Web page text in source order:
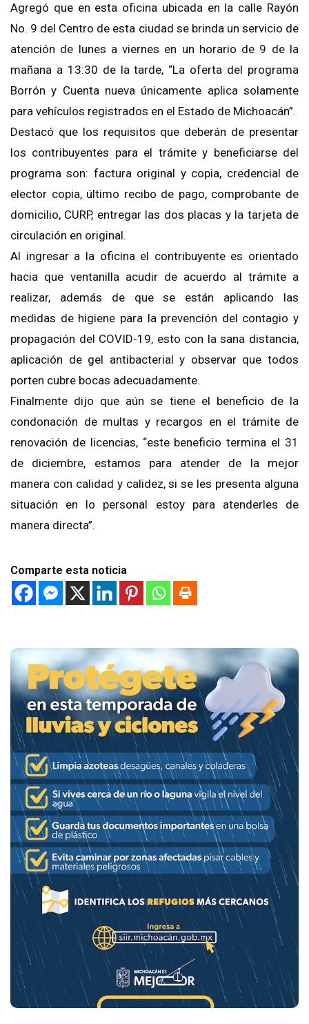
Agregó que en esta oficina ubicada en la calle Rayón
No. 9 del Centro de esta ciudad se brinda un servicio de
atención de lunes a viernes en un horario de 9 de la
mañana a 13:30 de la tarde, “La oferta del programa
Borrón y Cuenta nueva únicamente aplica solamente
para vehículos registrados en el Estado de Michoacán”.
Destacó que los requisitos que deberán de presentar
los contribuyentes para el trámite y beneficiarse del
programa son: factura original y copia, credencial de
elector copia, último recibo de pago, comprobante de
domicilio, CURP, entregar las dos placas y la tarjeta de
circulación en original.
Al ingresar a la oficina el contribuyente es orientado
hacia que ventanilla acudir de acuerdo al trámite a
realizar, además de que se están aplicando las
medidas de higiene para la prevención del contagio y
propagación del COVID-19, esto con la sana distancia,
aplicación de gel antibacterial y observar que todos
porten cubre bocas adecuadamente.
Finalmente dijo que aún se tiene el beneficio de la
condonación de multas y recargos en el trámite de
renovación de licencias, “este beneficio termina el 31
de diciembre, estamos para atender de la mejor
manera con calidad y calidez, si se les presenta alguna
situación en lo personal estoy para atenderles de
manera directa”.
Comparte esta noticia